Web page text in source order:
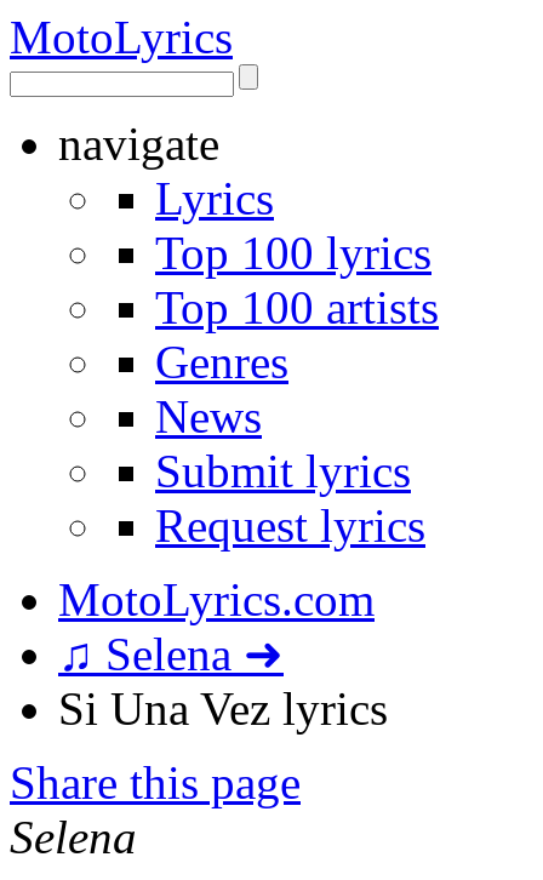
MotoLyrics
navigate
Lyrics
Top 100 lyrics
Top 100 artists
Genres
News
Submit lyrics
Request lyrics
MotoLyrics.com
♫ Selena ➜
Si Una Vez lyrics
Share this page
Selena